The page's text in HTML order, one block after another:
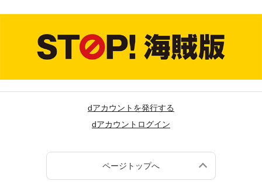
dアカウントを発行する
dアカウントログイン
ページトップへ